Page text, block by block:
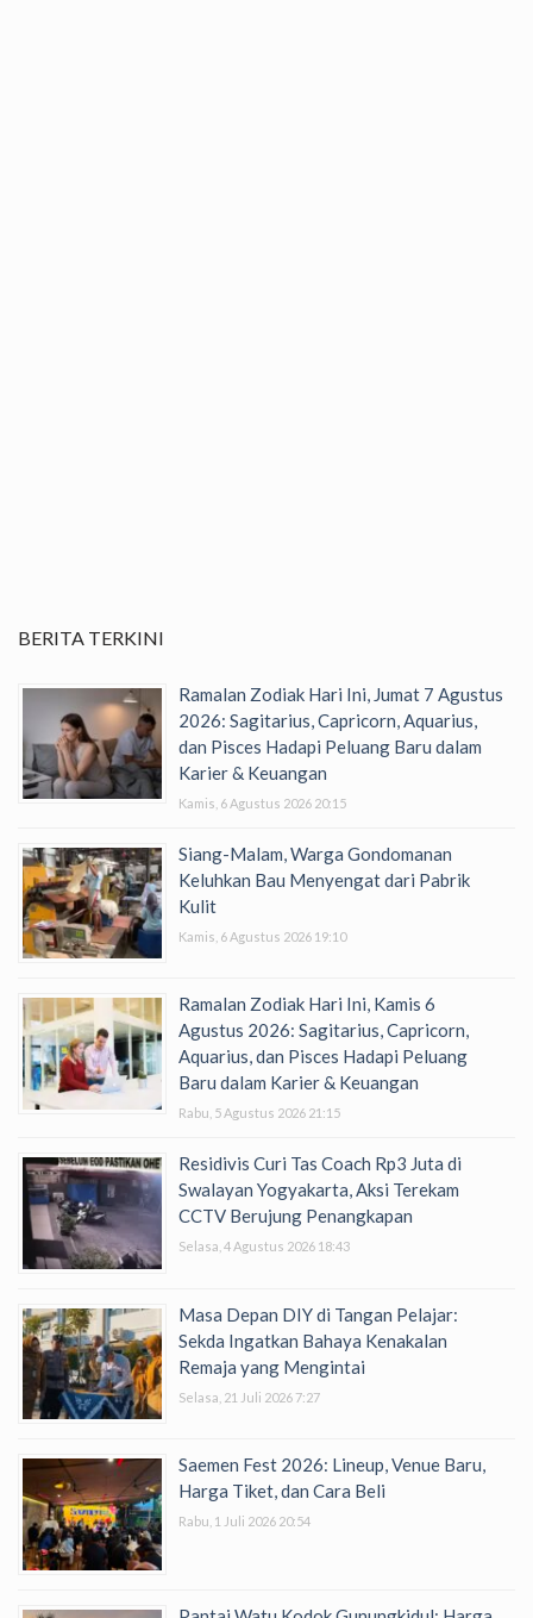
BERITA TERKINI
Ramalan Zodiak Hari Ini, Jumat 7 Agustus
2026: Sagitarius, Capricorn, Aquarius,
dan Pisces Hadapi Peluang Baru dalam
Karier & Keuangan
Kamis, 6 Agustus 2026 20:15
Siang-Malam, Warga Gondomanan
Keluhkan Bau Menyengat dari Pabrik
Kulit
Kamis, 6 Agustus 2026 19:10
Ramalan Zodiak Hari Ini, Kamis 6
Agustus 2026: Sagitarius, Capricorn,
Aquarius, dan Pisces Hadapi Peluang
Baru dalam Karier & Keuangan
Rabu, 5 Agustus 2026 21:15
Residivis Curi Tas Coach Rp3 Juta di
Swalayan Yogyakarta, Aksi Terekam
CCTV Berujung Penangkapan
Selasa, 4 Agustus 2026 18:43
Masa Depan DIY di Tangan Pelajar:
Sekda Ingatkan Bahaya Kenakalan
Remaja yang Mengintai
Selasa, 21 Juli 2026 7:27
Saemen Fest 2026: Lineup, Venue Baru,
Harga Tiket, dan Cara Beli
Rabu, 1 Juli 2026 20:54